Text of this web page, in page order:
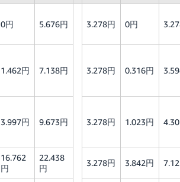
0円 5.676円 3.278円 0円
1.462円 7.138円 3.278円 0.316円
3.997円 9.673円 3.278円 1.023円
16.762
円
22.438
円
3.278円 3.842円